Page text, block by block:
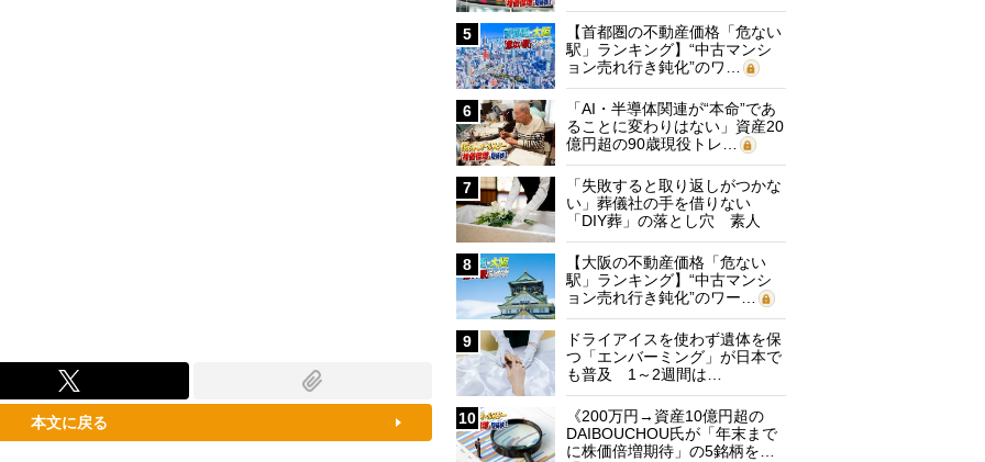
本文に戻る
5
【首都圏の不動産価格「危ない
駅」ランキング】“中古マンシ
ョン売れ行き鈍化”のワ…
6
「AI・半導体関連が“本命”であ
ることに変わりはない」資産20
億円超の90歳現役トレ…
7
「失敗すると取り返しがつかな
い」葬儀社の手を借りない
「DIY葬」の落とし穴 素人
に…
8
【大阪の不動産価格「危ない
駅」ランキング】“中古マンシ
ョン売れ行き鈍化”のワー…
9
ドライアイスを使わず遺体を保
つ「エンバーミング」が日本で
も普及 1～2週間は…
10
《200万円→資産10億円超の
DAIBOUCHOU氏が「年末まで
に株価倍増期待」の5銘柄を…